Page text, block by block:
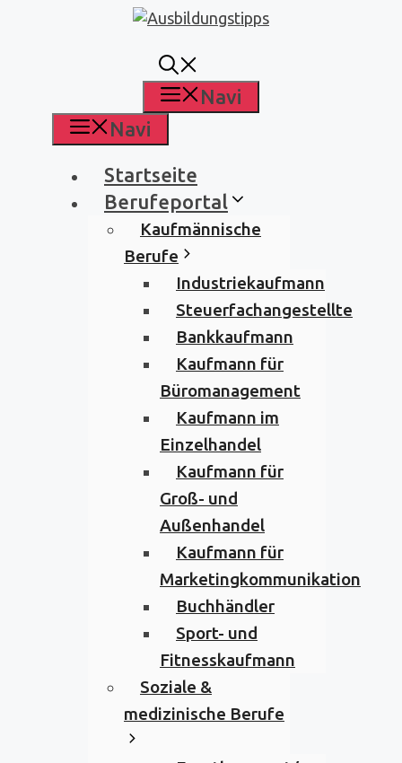
Navi
Navi
Startseite
Berufeportal
Kaufmännische
Berufe
Industriekaufmann
Steuerfachangestellte
Bankkaufmann
Kaufmann für
Büromanagement
Kaufmann im
Einzelhandel
Kaufmann für
Groß- und
Außenhandel
Kaufmann für
Marketingkommunikation
Buchhändler
Sport- und
Fitnesskaufmann
Soziale &
medizinische Berufe